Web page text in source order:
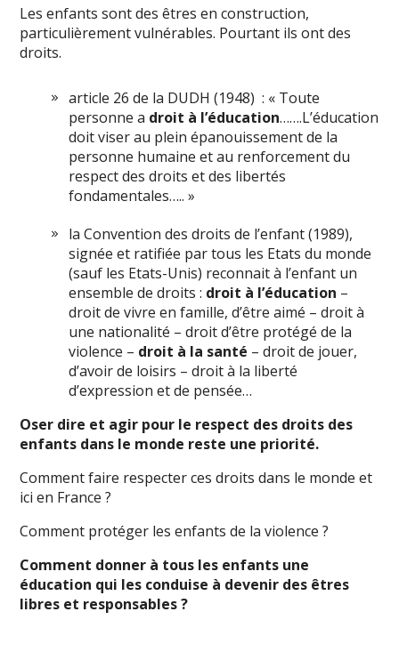
Les enfants sont des êtres en construction,
particulièrement vulnérables. Pourtant ils ont des
droits.
article 26 de la DUDH (1948) : « Toute
personne a droit à l’éducation…….L’éducation
doit viser au plein épanouissement de la
personne humaine et au renforcement du
respect des droits et des libertés
fondamentales….. »
la Convention des droits de l’enfant (1989),
signée et ratifiée par tous les Etats du monde
(sauf les Etats-Unis) reconnait à l’enfant un
ensemble de droits : droit à l’éducation –
droit de vivre en famille, d’être aimé – droit à
une nationalité – droit d’être protégé de la
violence – droit à la santé – droit de jouer,
d’avoir de loisirs – droit à la liberté
d’expression et de pensée…
Oser dire et agir pour le respect des droits des
enfants dans le monde reste une priorité.
Comment faire respecter ces droits dans le monde et
ici en France ?
Comment protéger les enfants de la violence ?
Comment donner à tous les enfants une
éducation qui les conduise à devenir des êtres
libres et responsables ?